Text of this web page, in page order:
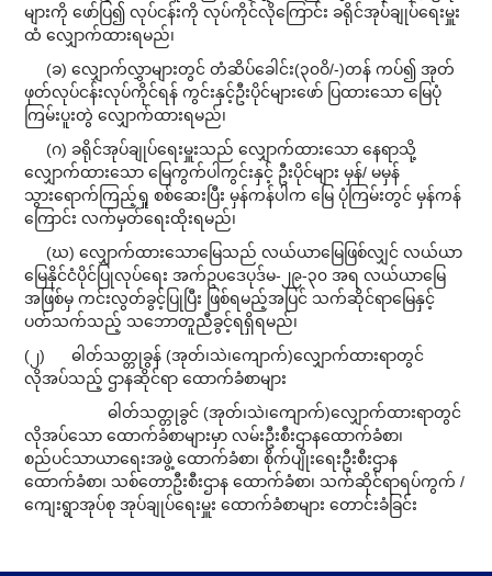
များကို ဖော်ပြ၍ လုပ်ငန်းကို လုပ်ကိုင်လိုကြောင်း ခရိုင်အုပ်ချုပ်ရေးမှူး
ထံ လျှောက်ထားရမည်၊
(ခ) လျှောက်လွှာများတွင် တံဆိပ်ခေါင်း(၃၀ဝိ/-)တန် ကပ်၍ အုတ်
ဖုတ်လုပ်ငန်းလုပ်ကိုင်ရန် ကွင်းနှင့်ဦးပိုင်များဖော် ပြထားသော မြေပုံ
ကြမ်းပူးတွဲ လျှောက်ထားရမည်၊
(ဂ) ခရိုင်အုပ်ချုပ်ရေးမှူးသည် လျှောက်ထားသော နေရာသို့
လျှောက်ထားသော မြေကွက်ပါကွင်းနှင့် ဦးပိုင်များ မှန်/ မမှန်
သွားရောက်ကြည့်ရှု စစ်ဆေးပြီး မှန်ကန်ပါက မြေ ပုံကြမ်းတွင် မှန်ကန်
ကြောင်း လက်မှတ်ရေးထိုးရမည်၊
(ဃ) လျှောက်ထားသောမြေသည် လယ်ယာမြေဖြစ်လျှင် လယ်ယာ
မြေနိုင်ငံပိုင်ပြုလုပ်ရေး အက်ဥပဒေပုဒ်မ-၂၉-၃၀ အရ လယ်ယာမြေ
အဖြစ်မှ ကင်းလွတ်ခွင့်ပြုပြီး ဖြစ်ရမည့်အပြင် သက်ဆိုင်ရာမြေနှင့်
ပတ်သက်သည့် သဘောတူညီခွင့်ရရှိရမည်၊
(၂) ဓါတ်သတ္တုခွန် (အုတ်၊သဲ၊ကျောက်)လျှောက်ထားရာတွင်
လိုအပ်သည့် ဌာနဆိုင်ရာ ထောက်ခံစာများ
ဓါတ်သတ္တုခွင် (အုတ်၊သဲ၊ကျောက်)လျှောက်ထားရာတွင်
လိုအပ်သော ထောက်ခံစာများမှာ လမ်းဦးစီးဌာနထောက်ခံစာ၊
စည်ပင်သာယာရေးအဖွဲ့ ထောက်ခံစာ၊ စိုက်ပျိုးရေးဦးစီးဌာန
ထောက်ခံစာ၊ သစ်တောဦးစီးဌာန ထောက်ခံစာ၊ သက်ဆိုင်ရာရပ်ကွက် /
ကျေးရွာအုပ်စု အုပ်ချုပ်ရေးမှူး ထောက်ခံစာများ တောင်းခံခြင်း